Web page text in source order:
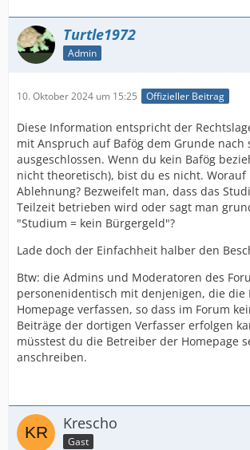
Turtle1972
Admin
10. Oktober 2024 um 15:25 Offizieller Beitrag
Diese Information entspricht der
mit Anspruch auf Bafög dem Grunde nach
ausgeschlossen. Wenn du kein Bafög
nicht theoretisch), bist du es nicht. Worauf
Ablehnung? Bezweifelt man, dass das
Teilzeit betrieben wird oder sagt man
"Studium = kein Bürgergeld"?
Lade doch der Einfachheit halber den
Btw: die Admins und Moderatoren des
personenidentisch mit denjenigen, die die
Homepage verfassen, so dass im Forum
Beiträge der dortigen Verfasser erfolgen
müsstest du die Betreiber der Homepage
anschreiben.
Krescho
Gast